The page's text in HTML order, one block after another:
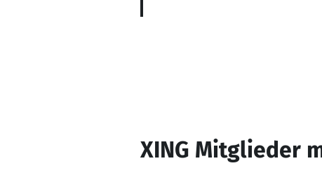
XING Mitglieder